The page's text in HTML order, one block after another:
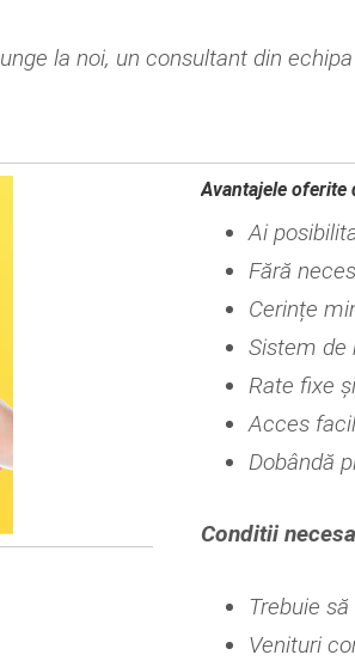
la noi, un consultant din
Avantajele oferite
Ai
Fără
Cerințe
Sistem de
Rate fixe
Acces
Dobândă
Conditii
Trebuie
Venituri